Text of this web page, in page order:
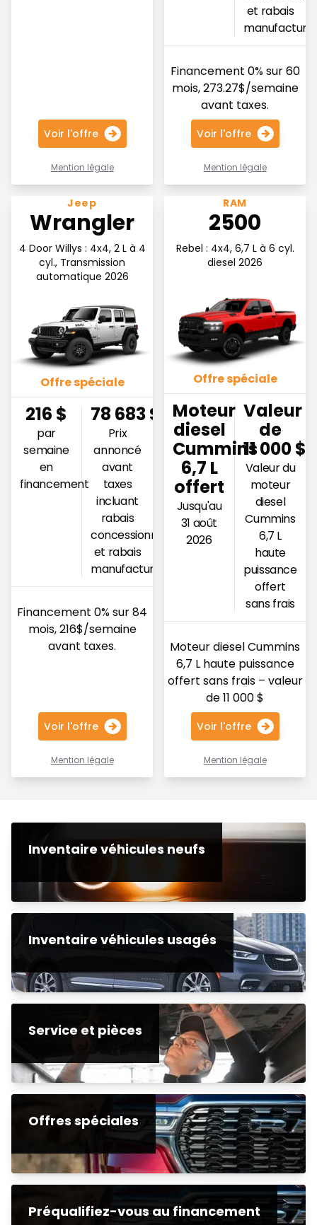
Voir l'offre
Mention légale
et rabais
Financement 0% sur 60
mois, 273.27$/semaine
avant taxes.
Voir l'offre
Mention légale
Voir l'offre 216$ par semaine en financement
Jeep
Wrangler
4 Door Willys : 4x4, 2 L à 4
cyl., Transmission
automatique 2026
Offre spéciale
216 $
par
semaine
en
financement
78 683$
Prix
annoncé
avant
taxes
incluant
rabais
concessionnaire
et rabais
manufacturier
Financement 0% sur 84
mois, 216$/semaine
avant taxes.
Voir l'offre
Mention légale
Voir l'offre Moteur diesel
RAM
2500
Rebel : 4x4, 6,7 L à 6 cyl.
diesel 2026
Offre spéciale
Moteur
diesel
Cummins
6,7 L
offert
Jusqu'au
31 août
2026
Valeur
de
11 000 $
Valeur du
moteur
diesel
Cummins
6,7 L
haute
puissance
offert
sans frais
Moteur diesel Cummins
6,7 L haute puissance
offert sans frais – valeur
de 11 000 $
Voir l'offre
Mention légale
Inventaire véhicules neufs
Inventaire véhicules usagés
Service et pièces
Offres spéciales
Préqualifiez-vous au financement